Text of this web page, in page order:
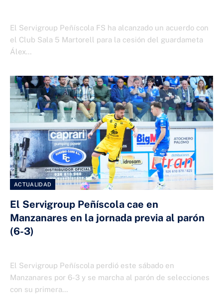
El Servigroup Peñíscola FS ha alcanzado un acuerdo con
el Club Sala 5 Martorell para la cesión del guardameta
Álex…
ACTUALIDAD
El Servigroup Peñíscola cae en
Manzanares en la jornada previa al parón
(6-3)
El Servigroup Peñíscola perdió este sábado en
Manzanares por 6-3 y se marcha al parón de selecciones
con su primera…